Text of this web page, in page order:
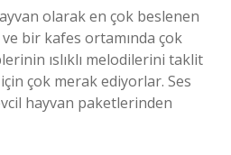
olarak en çok beslenen
bir kafes ortamında çok
ıslıklı melodilerini taklit
çok merak ediyorlar. Ses
hayvan paketlerinden